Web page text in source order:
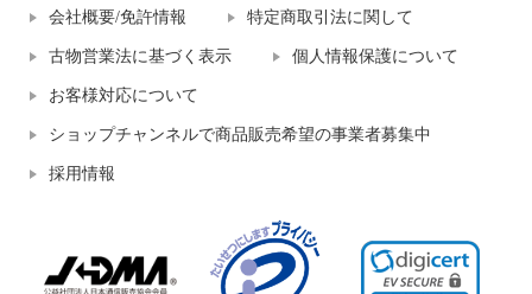
会社概要/免許情報 特定商取引法に関して
古物営業法に基づく表示 個人情報保護について
お客様対応について
ショップチャンネルで商品販売希望の事業者募集中
採用情報